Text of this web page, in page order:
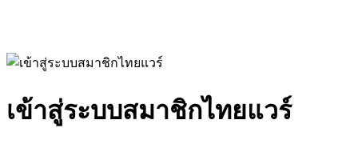
เข้าสู่ระบบสมาชิกไทยแวร์